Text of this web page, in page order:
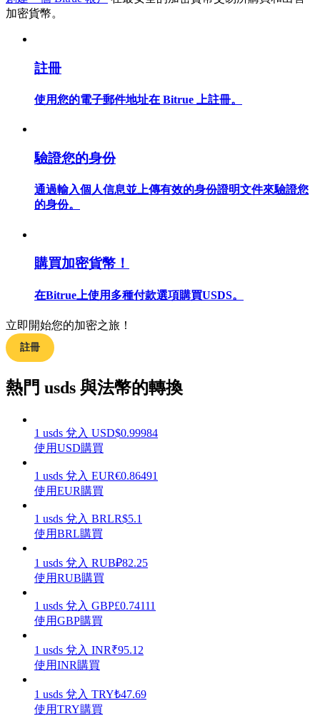
包含交易情況等的大數據分析
合約指南
交易策略
學習如何保持盈利
增值寶
使您的資產穩定增值
加密貨幣。
註冊
使用您的電子郵件地址在 Bitrue 上註冊。
驗證您的身份
通過輸入個人信息並上傳有效的身份證明文件來驗證您
的身份。
購買加密貨幣！
在Bitrue上使用多種付款選項購買USDS。
立即開始您的加密之旅！
註冊
熱門 usds 與法幣的轉換
1 usds 兌入 USD$0.99984
使用USD購買
1 usds 兌入 EUR€0.86491
使用EUR購買
1 usds 兌入 BRLR$5.1
使用BRL購買
1 usds 兌入 RUB₽82.25
使用RUB購買
1 usds 兌入 GBP£0.74111
使用GBP購買
1 usds 兌入 INR₹95.12
使用INR購買
1 usds 兌入 TRY₺47.69
使用TRY購買